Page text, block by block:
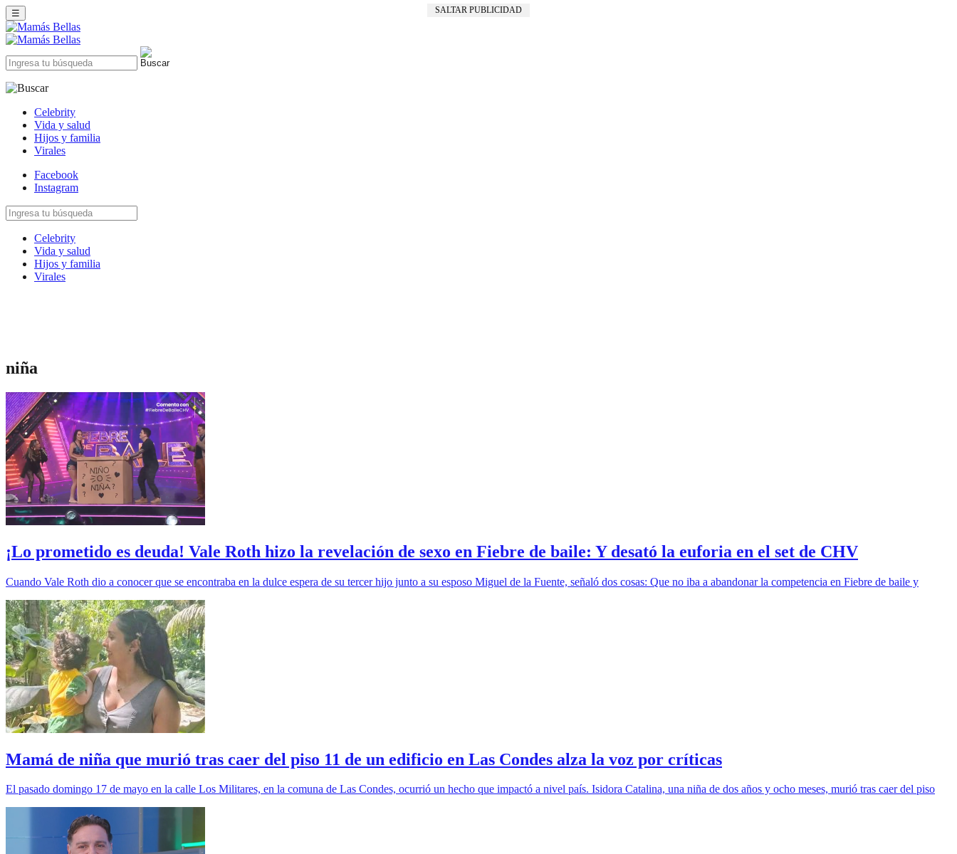
SALTAR PUBLICIDAD
☰
Celebrity
Vida y salud
Hijos y familia
Virales
Facebook
Instagram
Celebrity
Vida y salud
Hijos y familia
Virales
niña
¡Lo prometido es deuda! Vale Roth hizo la revelación de sexo en Fiebre de baile: Y desató la euforia en el set de CHV
Cuando Vale Roth dio a conocer que se encontraba en la dulce espera de su tercer hijo junto a su esposo Miguel de la Fuente, señaló dos cosas: Que no iba a abandonar la competencia en Fiebre de baile y
Mamá de niña que murió tras caer del piso 11 de un edificio en Las Condes alza la voz por críticas
El pasado domingo 17 de mayo en la calle Los Militares, en la comuna de Las Condes, ocurrió un hecho que impactó a nivel país. Isidora Catalina, una niña de dos años y ocho meses, murió tras caer del piso